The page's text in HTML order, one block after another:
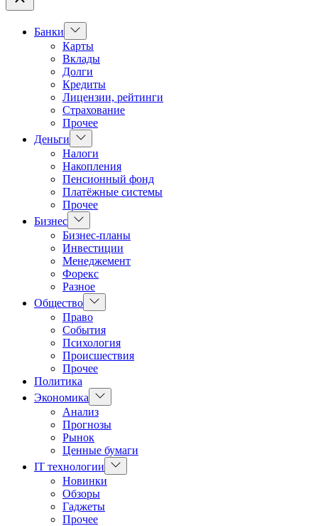
Банки
Показать
подменю
Карты
Вклады
Долги
Кредиты
Лицензии, рейтинги
Страхование
Прочее
Деньги
Показать
подменю
Налоги
Накопления
Пенсионный фонд
Платёжные системы
Прочее
Бизнес Показать
подменю
Бизнес-планы
Инвестиции
Менеджемент
Форекс
Разное
Общество Показать
подменю
Право
События
Психология
Происшествия
Прочее
Политика
Экономика
Показать
подменю
Анализ
Прогнозы
Рынок
Ценные бумаги
IT технологии
Показать
подменю
Новинки
Обзоры
Гаджеты
Прочее